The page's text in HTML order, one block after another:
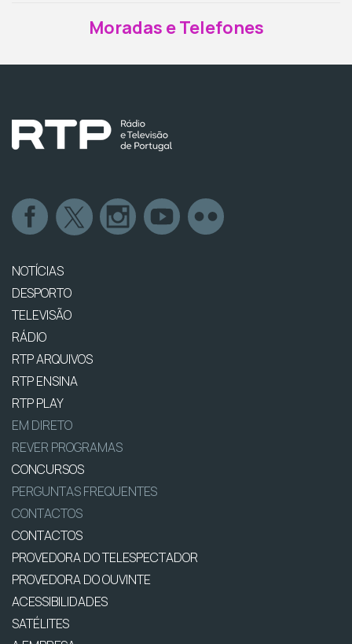
Moradas e Telefones
NOTÍCIAS
DESPORTO
TELEVISÃO
RÁDIO
RTP ARQUIVOS
RTP ENSINA
RTP PLAY
EM DIRETO
REVER PROGRAMAS
CONCURSOS
PERGUNTAS FREQUENTES
CONTACTOS
CONTACTOS
PROVEDORA DO TELESPECTADOR
PROVEDORA DO OUVINTE
ACESSIBILIDADES
SATÉLITES